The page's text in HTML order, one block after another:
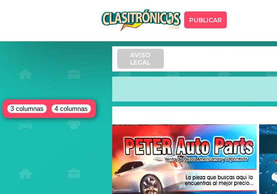
PUBLICAR
3 columnas 4 columnas
AVISO
LEGAL